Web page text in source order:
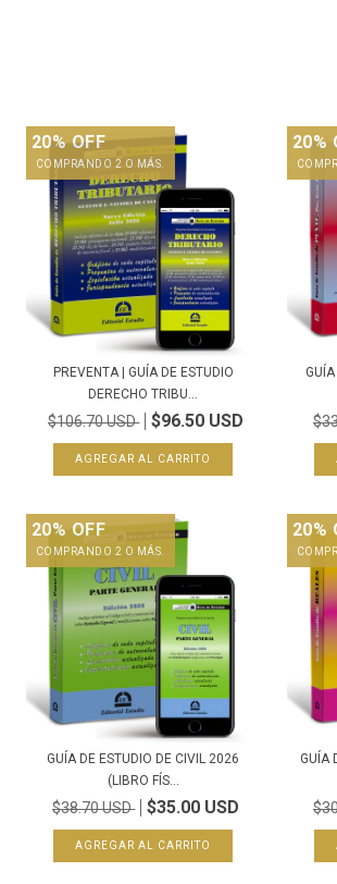
20% OFF
COMPRANDO 2 O MÁS.
PREVENTA | GUÍA DE ESTUDIO
DERECHO TRIBU...
$106.70 USD $96.50 USD
20%
20% OFF
COMPRANDO 2 O MÁS.
GUÍA DE ESTUDIO DE CIVIL 2026
(LIBRO FÍS...
$38.70 USD $35.00 USD
20%
GUÍA